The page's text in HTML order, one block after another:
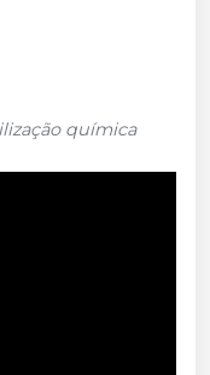
química